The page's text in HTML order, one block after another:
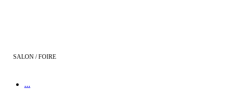
SALON / FOIRE
...